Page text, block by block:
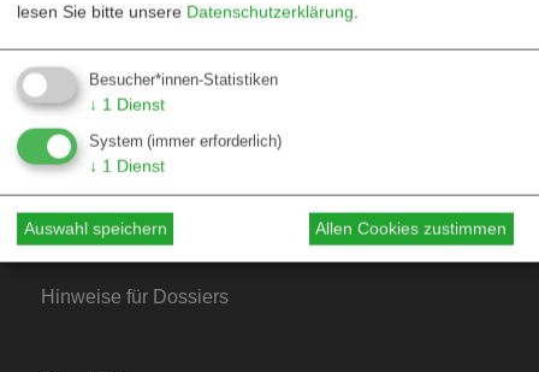
Fördern
Jubiläum 40 Jahre
Kontakt
Mediadaten
Hinweise für Autor*innen
Hinweise für Dossiers
lesen Sie bitte unsere Datenschutzerklärung.
Besucher*innen-Statistiken
↓ 1 Dienst
System (immer erforderlich)
↓ 1 Dienst
Auswahl speichern Allen Cookies zustimmen